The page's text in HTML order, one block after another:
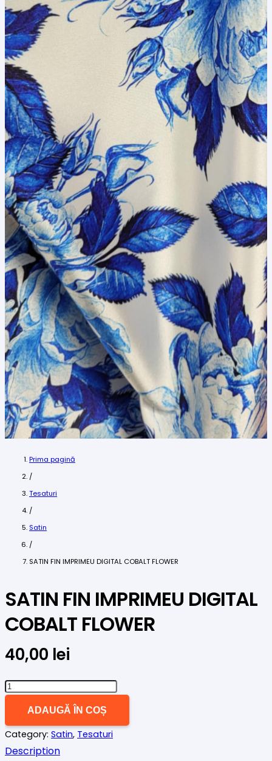
Prima pagină
/
Tesaturi
/
Satin
/
SATIN FIN IMPRIMEU DIGITAL COBALT FLOWER
SATIN FIN IMPRIMEU DIGITAL
COBALT FLOWER
40,00 lei
Cantitate
IMPRIMEU
DIGITAL
ADAUGĂ ÎN COȘ
Category: Satin, Tesaturi
Description